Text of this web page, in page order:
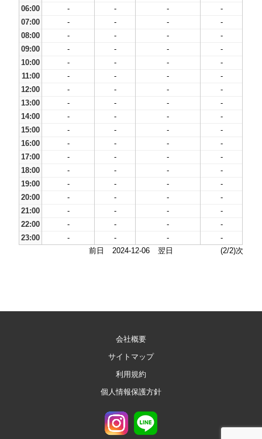
06:00
- - -
-
07:00
- - -
-
08:00
- - -
-
09:00
- - -
-
10:00
- - -
-
11:00
- - -
-
12:00
- - -
-
13:00
- - -
-
14:00
- - -
-
15:00
- - -
-
16:00
- - -
-
17:00
- - -
-
18:00
- - -
-
19:00
- - -
-
20:00
- - -
-
21:00
- - -
-
22:00
- - -
-
23:00
- - -
-
前日
2024-12-06 翌日 (2/2)次
会社概要
サイトマップ
利用規約
個人情報保護方針